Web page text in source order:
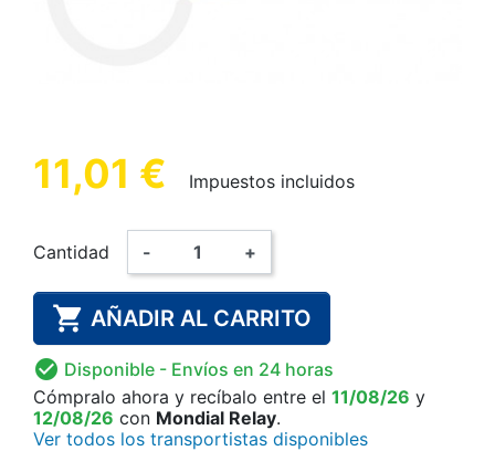
11,01 € Impuestos incluidos
Cantidad - +
 AÑADIR AL CARRITO
 Disponible - Envíos en 24 horas
Cómpralo ahora y recíbalo entre el 11/08/26 y
12/08/26 con Mondial Relay.
Ver todos los transportistas disponibles